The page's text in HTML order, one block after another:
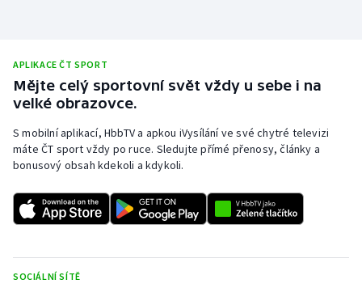
APLIKACE ČT SPORT
Mějte celý sportovní svět vždy u sebe i na
velké obrazovce.
S mobilní aplikací, HbbTV a apkou iVysílání ve své chytré televizi
máte ČT sport vždy po ruce. Sledujte přímé přenosy, články a
bonusový obsah kdekoli a kdykoli.
SOCIÁLNÍ SÍTĚ